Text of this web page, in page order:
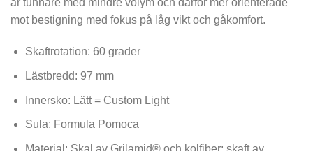
mot bestigning med fokus på låg vikt och gåkomfort.
Skaftrotation: 60 grader
Lästbredd: 97 mm
Innersko: Lätt = Custom Light
Sula: Formula Pomoca
Material: Skal av Grilamid® och kolfiber; skaft av